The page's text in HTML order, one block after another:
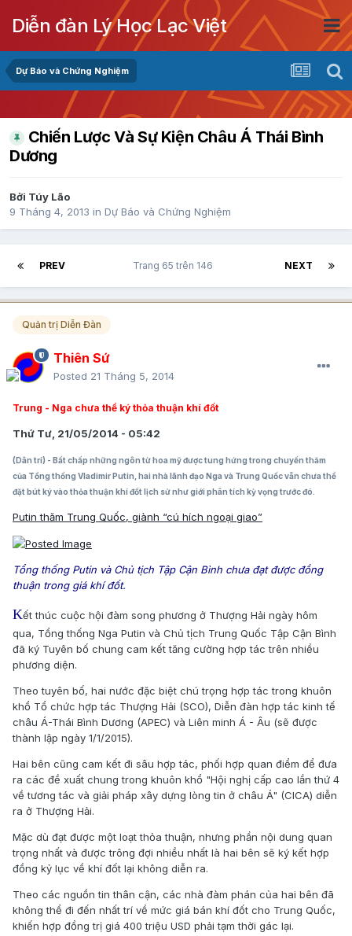
Diễn đàn Lý Học Lạc Việt
Dự Báo và Chứng Nghiệm
Chiến Lược Và Sự Kiện Châu Á Thái Bình
Dương
Bởi Túy Lão
9 Tháng 4, 2013 in Dự Báo và Chứng Nghiệm
PREV NEXT
Trang 65 trên 146
Quản trị Diễn Đàn
Thiên Sứ
Posted 21 Tháng 5, 2014
Trung - Nga chưa thể ký thỏa thuận khí đốt
Thứ Tư, 21/05/2014 - 05:42
(Dân trí) - Bất chấp những ngôn từ hoa mỹ được tung hứng trong chuyến thăm
của Tổng thống Vladimir Putin, hai nhà lãnh đạo Nga và Trung Quốc vẫn chưa thể
đặt bút ký vào thỏa thuận khí đốt lịch sử như giới phân tích kỳ vọng trước đó.
Putin thăm Trung Quốc, giành “cú hích ngoại giao”
Tổng thống Putin và Chủ tịch Tập Cận Bình chưa đạt được đồng
thuận trong giá khí đốt.
Kết thúc cuộc hội đàm song phương ở Thượng Hải ngày hôm
qua, Tổng thống Nga Putin và Chủ tịch Trung Quốc Tập Cận Bình
đã ký Tuyên bố chung cam kết tăng cường hợp tác trên nhiều
phương diện.
Theo tuyên bố, hai nước đặc biệt chú trọng hợp tác trong khuôn
khổ Tổ chức hợp tác Thượng Hải (SCO), Diễn đàn hợp tác kinh tế
châu Á-Thái Bình Dương (APEC) và Liên minh Á - Âu (sẽ được
thành lập ngày 1/1/2015).
Hai bên cũng cam kết đi sâu hợp tác, phối hợp quan điểm để đưa
ra các đề xuất chung trong khuôn khổ "Hội nghị cấp cao lần thứ 4
về tương tác và giải pháp xây dựng lòng tin ở châu Á" (CICA) diễn
ra ở Thượng Hải.
Mặc dù đạt được một loạt thỏa thuận, nhưng phần nội dung quan
trọng nhất và được trông đợi nhiều nhất là hai bên sẽ ký kết hợp
đồng kỷ lục về khí đốt lại không diễn ra.
Theo các nguồn tin thân cận, các nhà đàm phán của hai bên đã
không thể đi đến nhất trí về mức giá bán khí đốt cho Trung Quốc,
khiến hợp đồng trị giá 400 triệu USD phải tạm thời gác lại.